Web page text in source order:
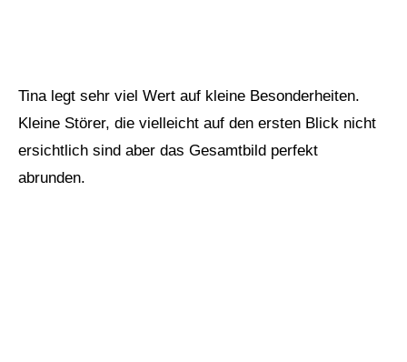
Tina legt sehr viel Wert auf kleine Besonderheiten.
Kleine Störer, die vielleicht auf den ersten Blick nicht
ersichtlich sind aber das Gesamtbild perfekt
abrunden.